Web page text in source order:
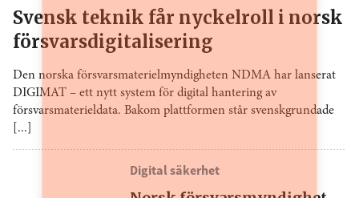
Svensk teknik får nyckelroll i norsk
försvarsdigitalisering
Den norska försvarsmaterielmyndigheten NDMA har lanserat
DIGIMAT – ett nytt system för digital hantering av
försvarsmaterieldata. Bakom plattformen står svenskgrundade
[...]
Digital säkerhet